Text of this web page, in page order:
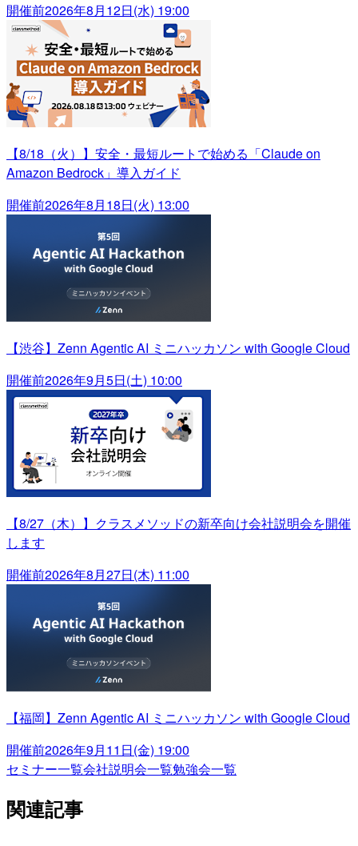
開催前2026年8月12日(水) 19:00
【8/18（火）】安全・最短ルートで始める「Claude on
Amazon Bedrock」導入ガイド
開催前2026年8月18日(火) 13:00
【渋谷】Zenn Agentic AI ミニハッカソン with Google Cloud
開催前2026年9月5日(土) 10:00
【8/27（木）】クラスメソッドの新卒向け会社説明会を開催
します
開催前2026年8月27日(木) 11:00
【福岡】Zenn Agentic AI ミニハッカソン with Google Cloud
開催前2026年9月11日(金) 19:00
セミナー一覧会社説明会一覧勉強会一覧
関連記事